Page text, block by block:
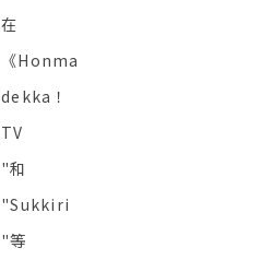
在
《Honma
dekka！
TV
"和
"Sukkiri
"等